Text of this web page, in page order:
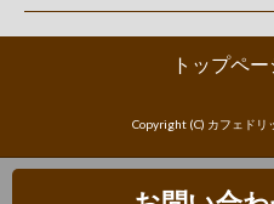
トップペー
Copyright (C) カフェドリ